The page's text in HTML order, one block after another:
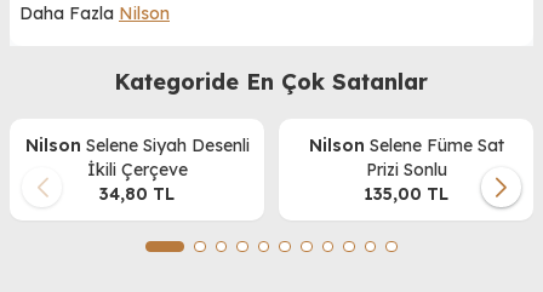
Daha Fazla Nilson
Kategoride En Çok Satanlar
Nilson Selene Siyah Desenli
İkili Çerçeve
34,80 TL
Nilson Selene Füme Sat
Prizi Sonlu
135,00 TL